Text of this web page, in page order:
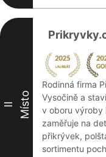
II Místo
Rodinná firma
Vysočině a
v oboru výroby
zaměřuje na
přikrývek,
sortimentu